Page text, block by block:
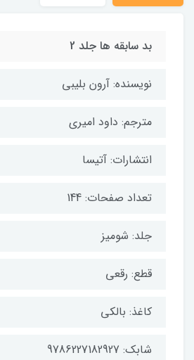
بد سابقه ها جلد 2
نویسنده: آرون بلیبی
مترجم: داود امیری
انتشارات: آتیسا
تعداد صفحات: 144
جلد: شومیز
قطع: رقعی
کاغذ: بالکی
شابک: 9786227182927